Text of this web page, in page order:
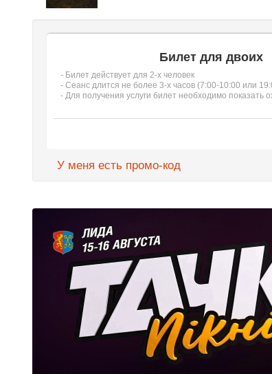
Билет для двоих
- Билет действует для 2-х человек
- Сеанс длится не более 3-х часов (7:00-10:00 или
- Для получения услуги билет необходимо показать
У меня есть промо-код